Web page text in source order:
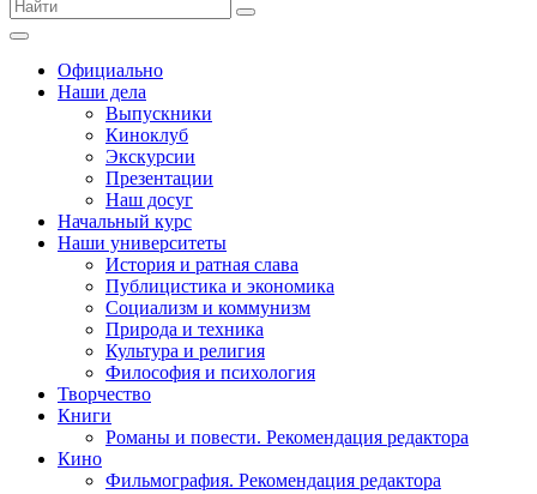
Официально
Наши дела
Выпускники
Киноклуб
Экскурсии
Презентации
Наш досуг
Начальный курс
Наши университеты
История и ратная слава
Публицистика и экономика
Социализм и коммунизм
Природа и техника
Культура и религия
Философия и психология
Творчество
Книги
Романы и повести. Рекомендация редактора
Кино
Фильмография. Рекомендация редактора